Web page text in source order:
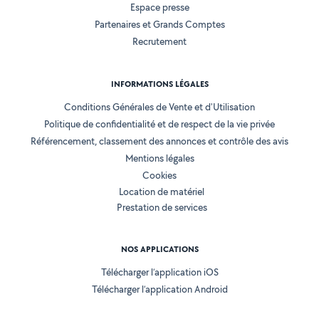
Espace presse
Partenaires et Grands Comptes
Recrutement
INFORMATIONS LÉGALES
Conditions Générales de Vente et d'Utilisation
Politique de confidentialité et de respect de la vie privée
Référencement, classement des annonces et contrôle des avis
Mentions légales
Cookies
Location de matériel
Prestation de services
NOS APPLICATIONS
Télécharger l’application iOS
Télécharger l’application Android